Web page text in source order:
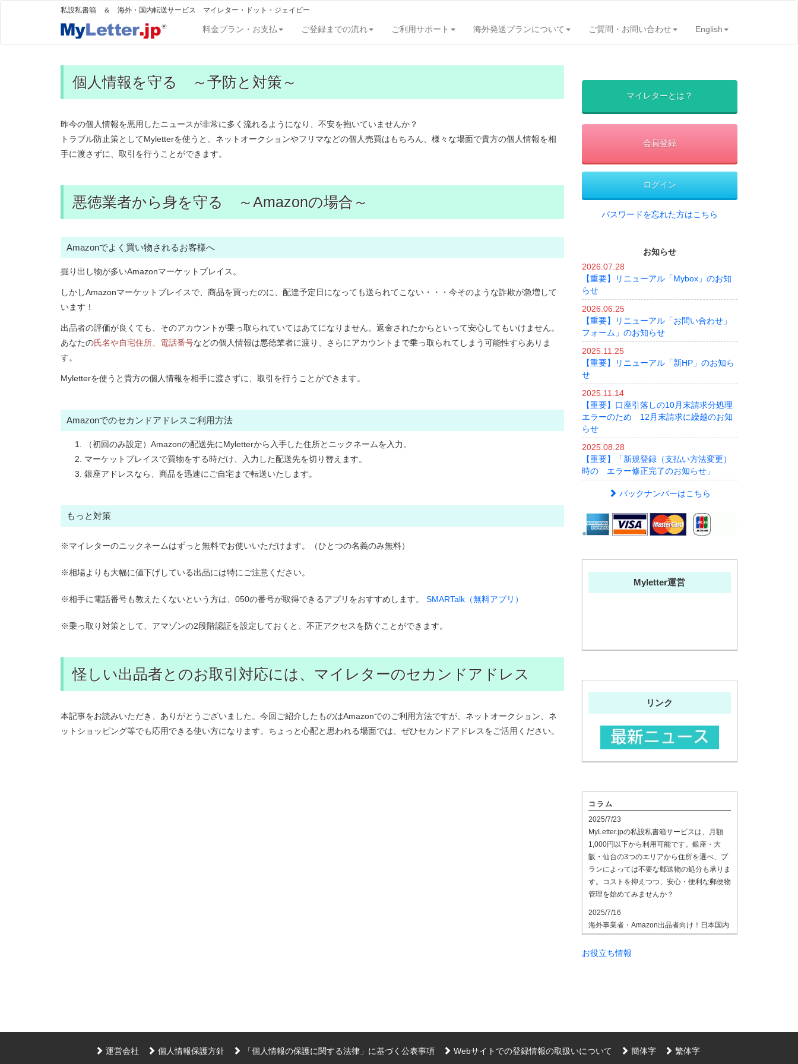
私設私書箱 ＆ 海外・国内転送サービス マイレター・ドット・ジェイピー
料金プラン・お支払 ご登録までの流れ ご利用サポート 海外発送プランについて ご質問・お問い合わせ English
個人情報を守る ～予防と対策～
昨今の個人情報を悪用したニュースが非常に多く流れるようになり、不安を抱いていませんか？
トラブル防止策としてMyletterを使うと、ネットオークションやフリマなどの個人売買はもちろん、様々な場面で貴方の個人情報を相
手に渡さずに、取引を行うことができます。
悪徳業者から身を守る ～Amazonの場合～
Amazonでよく買い物されるお客様へ
掘り出し物が多いAmazonマーケットプレイス。
しかしAmazonマーケットプレイスで、商品を買ったのに、配達予定日になっても送られてこない・・・今そのような詐欺が急増して
います！
出品者の評価が良くても、そのアカウントが乗っ取られていてはあてになりません。返金されたからといって安心してもいけません。
あなたの氏名や自宅住所、電話番号などの個人情報は悪徳業者に渡り、さらにアカウントまで乗っ取られてしまう可能性すらありま
す。
Myletterを使うと貴方の個人情報を相手に渡さずに、取引を行うことができます。
Amazonでのセカンドアドレスご利用方法
（初回のみ設定）Amazonの配送先にMyletterから入手した住所とニックネームを入力。
マーケットプレイスで買物をする時だけ、入力した配送先を切り替えます。
銀座アドレスなら、商品を迅速にご自宅まで転送いたします。
もっと対策
※マイレターのニックネームはずっと無料でお使いいただけます。（ひとつの名義のみ無料）
※相場よりも大幅に値下げしている出品には特にご注意ください。
※相手に電話番号も教えたくないという方は、050の番号が取得できるアプリをおすすめします。 SMARTalk（無料アプリ）
※乗っ取り対策として、アマゾンの2段階認証を設定しておくと、不正アクセスを防ぐことができます。
怪しい出品者とのお取引対応には、マイレターのセカンドアドレス
本記事をお読みいただき、ありがとうございました。今回ご紹介したものはAmazonでのご利用方法ですが、ネットオークション、ネ
ットショッピング等でも応用できる使い方になります。ちょっと心配と思われる場面では、ぜひセカンドアドレスをご活用ください。
マイレターとは？
会員登録
ログイン
パスワードを忘れた方はこちら
お知らせ
2026.07.28
【重要】リニューアル「Mybox」のお知
らせ
2026.06.25
【重要】リニューアル「お問い合わせ」
フォーム」のお知らせ
2025.11.25
【重要】リニューアル「新HP」のお知ら
せ
2025.11.14
【重要】口座引落しの10月末請求分処理
エラーのため 12月末請求に繰越のお知
らせ
2025.08.28
【重要】「新規登録（支払い方法変更）
時の エラー修正完了のお知らせ」
バックナンバーはこちら
Myletter運営
リンク
コラム
2025/7/23
MyLetter.jpの私設私書箱サービスは、月額
1,000円以下から利用可能です。銀座・大
阪・仙台の3つのエリアから住所を選べ、プ
ランによっては不要な郵送物の処分も承りま
す。コストを抑えつつ、安心・便利な郵便物
管理を始めてみませんか？
2025/7/16
海外事業者・Amazon出品者向け！日本国内
の受け取りもスムーズです。海外拠点の事業
者やAmazon出品者にも好評なのが
2025/7/8
用する企業が増えています。MyLetter.jpで
お役立ち情報
運営会社 個人情報保護方針 「個人情報の保護に関する法律」に基づく公表事項 Webサイトでの登録情報の取扱いについて 簡体字 繁体字